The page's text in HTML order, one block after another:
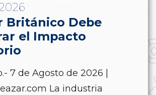
Británico Debe
el Impacto
7 de Agosto de 2026 |
La industria